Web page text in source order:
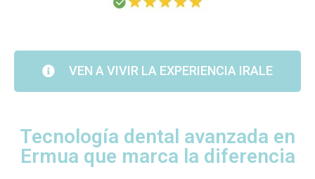
VEN A VIVIR LA EXPERIENCIA IRALE
Tecnología dental avanzada en
Ermua que marca la diferencia